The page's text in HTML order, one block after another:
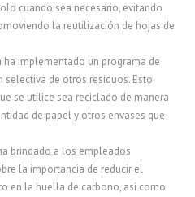
cuando sea necesario, evitando
la reutilización de hojas de
ha implementado un programa de
selectiva de otros residuos. Esto
se utilice sea reciclado de manera
de papel y otros envases que
brindado a los empleados
la importancia de reducir el
en la huella de carbono, así como